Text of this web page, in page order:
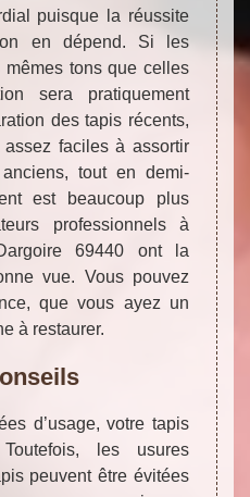
puisque la réussite
en dépend. Si les
tons que celles
sera pratiquement
des tapis récents,
faciles à assortir
tout en demi-
est beaucoup plus
professionnels à
69440 ont la
vue. Vous pouvez
que vous ayez un
à restaurer.
d’usage, votre tapis
les usures
peuvent être évitées